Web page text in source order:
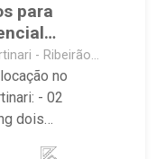
para
- Ribeirão
no
- 02
dois